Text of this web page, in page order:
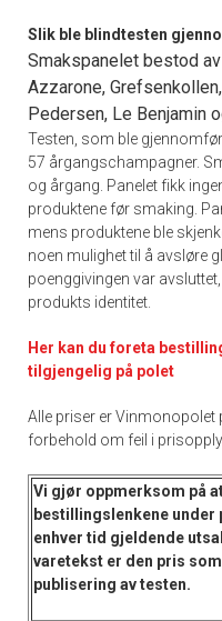
Slik ble blindtesten
Smakspanelet bestod
Azzarone,
Pedersen, Le Benjamin
Testen, som ble
57 årgangschampagner.
og årgang. Panelet fikk
produktene før smaking.
mens produktene ble
noen mulighet til å avsløre
poenggivingen var
produkts identitet.
Her kan du foreta
tilgjengelig på polet
Alle priser er Vinmonopolet
forbehold om feil i
Vi gjør oppmerksom på
bestillingslenkene under
enhver tid gjeldende
varetekst er den pris
publisering av testen.